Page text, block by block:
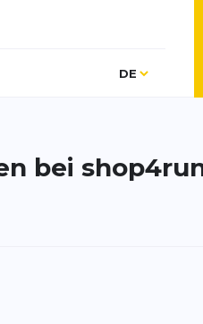
Sprache
DE
bei